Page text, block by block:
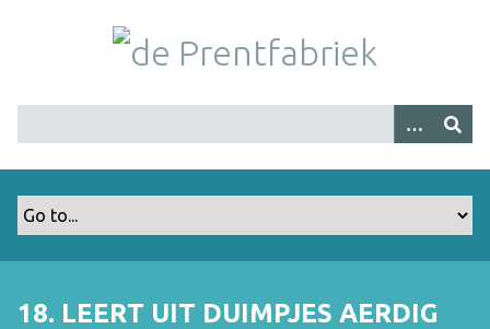
h
18. LEERT UIT DUIMPJES AERDIG